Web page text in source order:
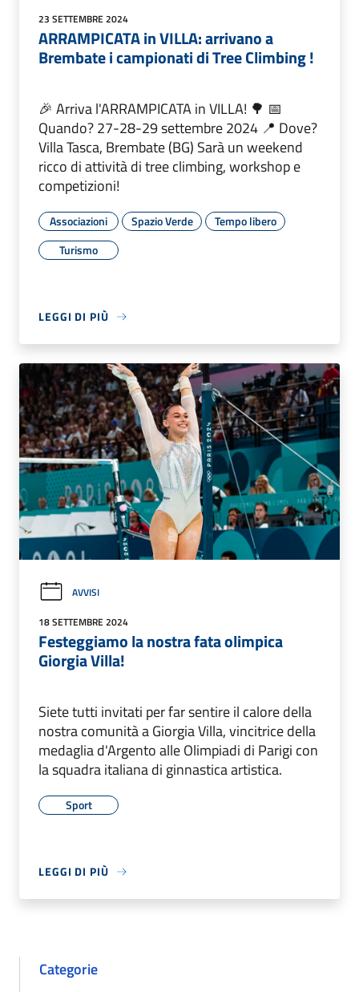
23 SETTEMBRE 2024
ARRAMPICATA in VILLA: arrivano a
Brembate i campionati di Tree Climbing !
🎉 Arriva l'ARRAMPICATA in VILLA! 🌳 📅
Quando? 27-28-29 settembre 2024 📍 Dove?
Villa Tasca, Brembate (BG) Sarà un weekend
ricco di attività di tree climbing, workshop e
competizioni!
Associazioni Spazio Verde
Tempo libero
Turismo
LEGGI DI PIÙ
AVVISI
18 SETTEMBRE 2024
Festeggiamo la nostra fata olimpica
Giorgia Villa!
Siete tutti invitati per far sentire il calore della
nostra comunità a Giorgia Villa, vincitrice della
medaglia d'Argento alle Olimpiadi di Parigi con
la squadra italiana di ginnastica artistica.
Sport
LEGGI DI PIÙ
Categorie